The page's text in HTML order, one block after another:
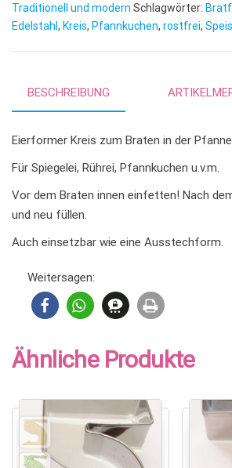
Traditionell und modern Schlagwörter:
Edelstahl , Kreis, Pfannkuchen, rostfrei,
BESCHREIBUNG
Eierformer Kreis zum Braten in der
Für Spiegelei, Rührei, Pfannkuchen u.v.m.
Vor dem Braten innen einfetten! Nach
und neu füllen.
Auch einsetzbar wie eine Ausstechform.
Weitersagen:
Ähnliche Produkte